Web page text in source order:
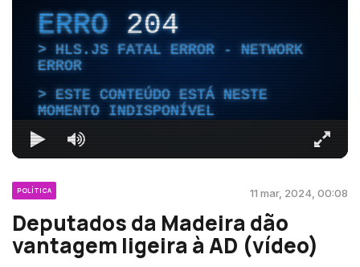
ERRO204
HLS.JS FATAL ERROR - NETWORK
ERROR
ESTE CONTEÚDO ESTÁ NESTE
MOMENTO INDISPONÍVEL
POLÍTICA 11 mar, 2024, 00:08
Deputados da Madeira dão
vantagem ligeira à AD (vídeo)